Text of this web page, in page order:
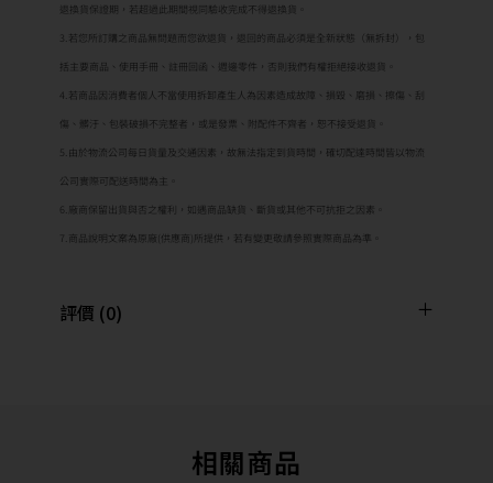
退換貨保證期，若超過此期間視同驗收完成不得退換貨。
3.若您所訂購之商品無問題而您欲退貨，退回的商品必須是全新狀態（無拆封），包
括主要商品、使用手冊、註冊回函、週邊零件，否則我們有權拒絕接收退貨。
4.若商品因消費者個人不當使用拆卸產生人為因素造成故障、損毀、磨損、擦傷、刮
傷、髒汙、包裝破損不完整者，或是發票、附配件不齊者，恕不接受退貨。
5.由於物流公司每日貨量及交通因素，故無法指定到貨時間，確切配達時間皆以物流
公司實際可配送時間為主。
6.廠商保留出貨與否之權利，如遇商品缺貨、斷貨或其他不可抗拒之因素。
7.商品說明文案為原廠(供應商)所提供，若有變更敬請參照實際商品為準。
評價 (0)
相關商品